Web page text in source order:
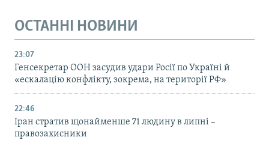
ОСТАННІ НОВИНИ
23:07
Генсекретар ООН засудив удари Росії по Україні й
«ескалацію конфлікту, зокрема, на території РФ»
22:46
Іран стратив щонайменше 71 людину в липні –
правозахисники